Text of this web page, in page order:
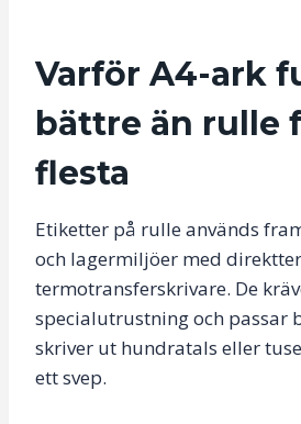
Varför A4-ark
bättre än rulle
flesta
Etiketter på rulle används
och lagermiljöer med
termotransferskrivare. De
specialutrustning och passar
skriver ut hundratals eller
ett svep.